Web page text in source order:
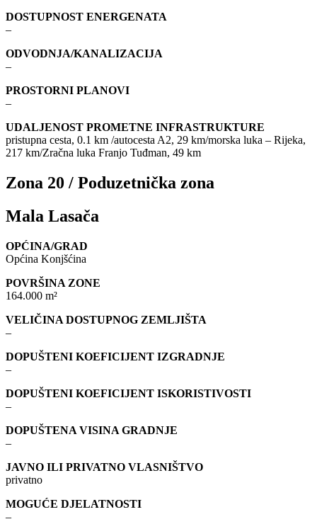
DOSTUPNOST ENERGENATA
–
ODVODNJA/KANALIZACIJA
–
PROSTORNI PLANOVI
–
UDALJENOST PROMETNE INFRASTRUKTURE
pristupna cesta, 0.1 km /autocesta A2, 29 km/morska luka – Rijeka,
217 km/Zračna luka Franjo Tuđman, 49 km
Zona 20 / Poduzetnička zona
Mala Lasača
OPĆINA/GRAD
Općina Konjšćina
POVRŠINA ZONE
164.000 m²
VELIČINA DOSTUPNOG ZEMLJIŠTA
–
DOPUŠTENI KOEFICIJENT IZGRADNJE
–
DOPUŠTENI KOEFICIJENT ISKORISTIVOSTI
–
DOPUŠTENA VISINA GRADNJE
–
JAVNO ILI PRIVATNO VLASNIŠTVO
privatno
MOGUĆE DJELATNOSTI
–